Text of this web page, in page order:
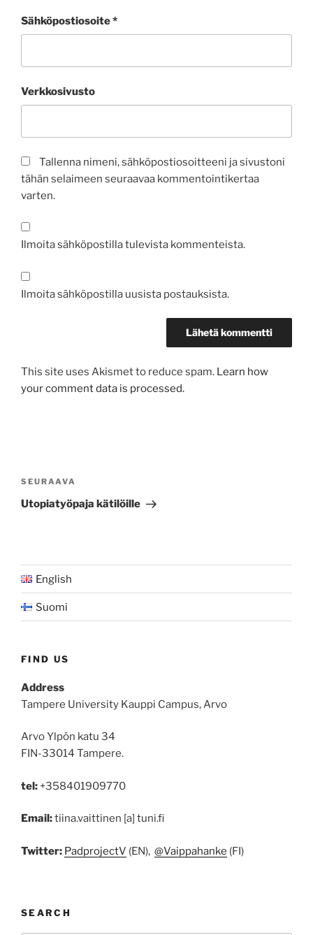
Sähköpostiosoite*
Verkkosivusto
Tallenna nimeni, sähköpostiosoitteeni ja sivustoni
tähän selaimeen seuraavaa kommentointikertaa
varten.
Ilmoita sähköpostilla tulevista kommenteista.
Ilmoita sähköpostilla uusista postauksista.
This site uses Akismet to reduce spam. Learn how
your comment data is processed.
selaus
Seuraava
artikkeli
SEURAAVA
Utopiatyöpaja kätilöille
English
Suomi
FIND US
Address
Tampere University Kauppi Campus, Arvo
Arvo Ylpön katu 34
FIN-33014 Tampere.
tel: +358401909770
Email:tiina.vaittinen [a] tuni.fi
Twitter: PadprojectV (EN), @Vaippahanke (FI)
SEARCH